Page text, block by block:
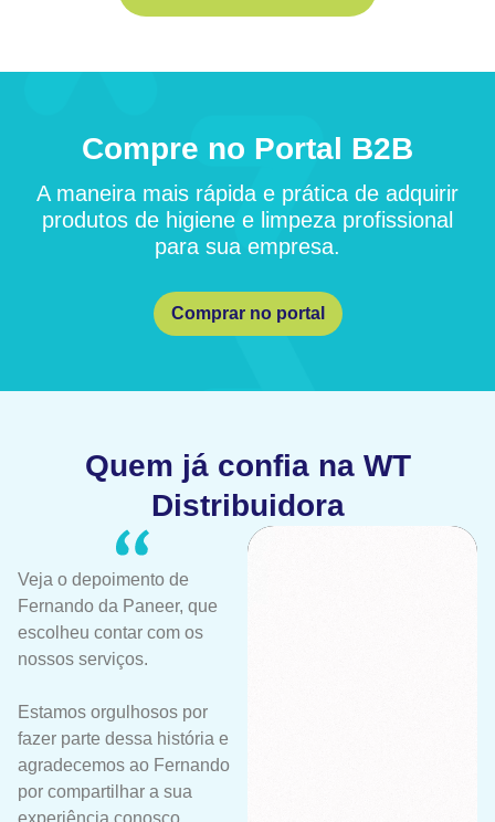
Compre no Portal B2B
A maneira mais rápida e prática de adquirir
produtos de higiene e limpeza profissional
para sua empresa.
Comprar no portal
Quem já confia na WT
Distribuidora
Veja o depoimento de
Fernando da Paneer, que
escolheu contar com os
nossos serviços.
Estamos orgulhosos por
fazer parte dessa história e
agradecemos ao Fernando
por compartilhar a sua
experiência conosco.